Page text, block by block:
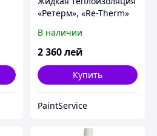
«Ретерм», «Re-Therm»
В наличии
2 360лей
Купить
PaintService